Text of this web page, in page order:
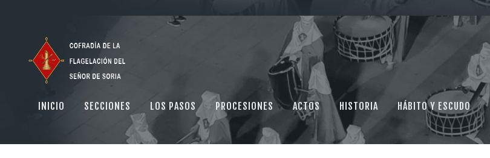
INICIO SECCIONES LOS PASOS PROCESIONES ACTOS HISTORIA HÁBITO Y ESCUDO
MULTIMEDIA
CONTACTO